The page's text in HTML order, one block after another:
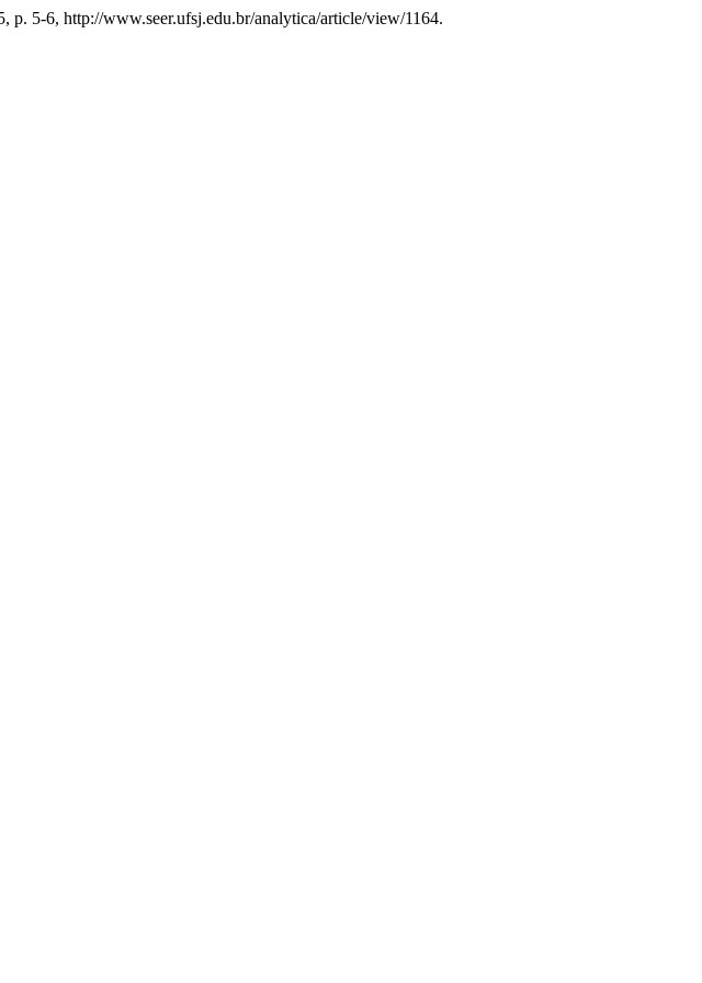
p. 5-6, http://www.seer.ufsj.edu.br/analytica/article/view/1164.